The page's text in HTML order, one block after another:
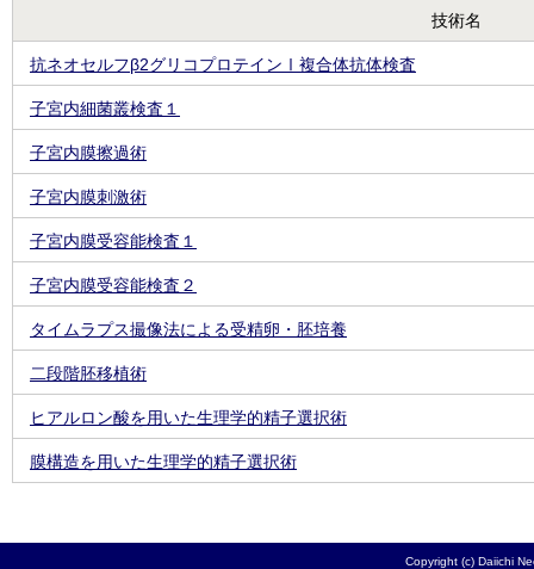
技術名
抗ネオセルフβ2グリコプロテインⅠ複合体抗体検査
子宮内細菌叢検査１
子宮内膜擦過術
子宮内膜刺激術
子宮内膜受容能検査１
子宮内膜受容能検査２
タイムラプス撮像法による受精卵・胚培養
二段階胚移植術
ヒアルロン酸を用いた生理学的精子選択術
膜構造を用いた生理学的精子選択術
Copyright (c) Daiichi